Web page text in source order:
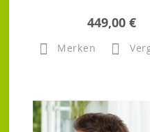
449,00 €
Merken